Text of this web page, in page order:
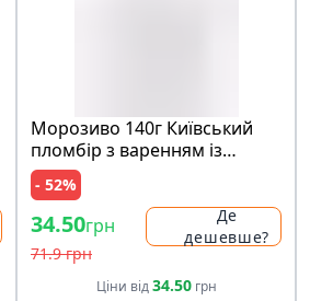
Морозиво 140г Київський
пломбір з варенням із
лохини карт/ст
- 52%
34.50грн
71.9 грн
Де
дешевше?
Ціни від34.50грн